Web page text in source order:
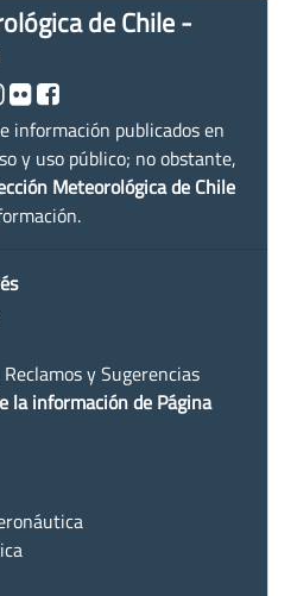
de Chile -
información publicados en
y uso público; no obstante,
Meteorológica de Chile
y Sugerencias
la información de Página